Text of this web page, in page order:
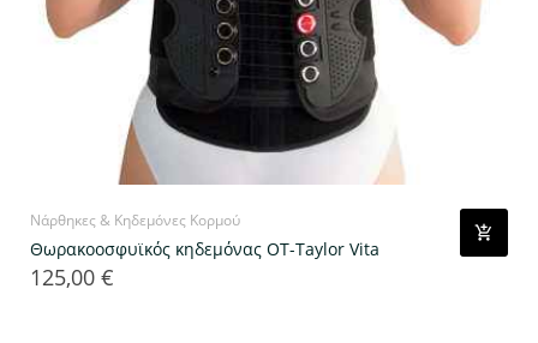
Νάρθηκες & Κηδεμόνες Κορμού
Θωρακοοσφυϊκός κηδεμόνας OT-Taylor Vita
Τιμή
125,00 €